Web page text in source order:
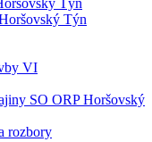
Týn
Týn
VI
SO ORP Horšovský
rozbory